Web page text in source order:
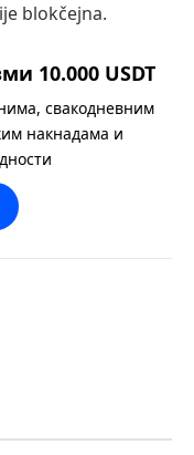
blokčejna.
10.000 USDT
свакодневним
накнадама и